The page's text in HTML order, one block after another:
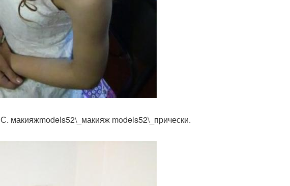
макияжmodels52\_макияж models52\_прически.